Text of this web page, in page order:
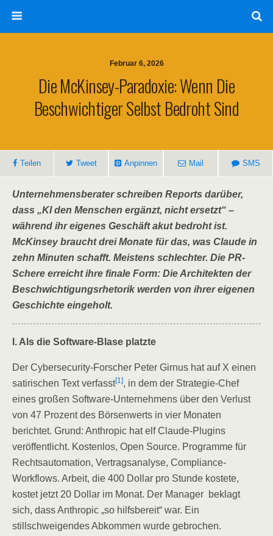
Februar 6, 2026
Die McKinsey-Paradoxie: Wenn Die
Beschwichtiger Selbst Bedroht Sind
Teilen Tweet Anpinnen Mail SMS
Unternehmensberater schreiben Reports darüber,
dass „KI den Menschen ergänzt, nicht ersetzt“ –
während ihr eigenes Geschäft akut bedroht ist.
McKinsey braucht drei Monate für das, was Claude in
zehn Minuten schafft. Meistens schlechter. Die PR-
Schere erreicht ihre finale Form: Die Architekten der
Beschwichtigungsrhetorik werden von ihrer eigenen
Geschichte eingeholt.
I. Als die Software-Blase platzte
Der Cybersecurity-Forscher Peter Girnus hat auf X einen
satirischen Text verfasst[1], in dem der Strategie-Chef
eines großen Software-Unternehmens über den Verlust
von 47 Prozent des Börsenwerts in vier Monaten
berichtet. Grund: Anthropic hat elf Claude-Plugins
veröffentlicht. Kostenlos, Open Source. Programme für
Rechtsautomation, Vertragsanalyse, Compliance-
Workflows. Arbeit, die 400 Dollar pro Stunde kostete,
kostet jetzt 20 Dollar im Monat. Der Manager beklagt
sich, dass Anthropic „so hilfsbereit“ war. Ein
stillschweigendes Abkommen wurde gebrochen.